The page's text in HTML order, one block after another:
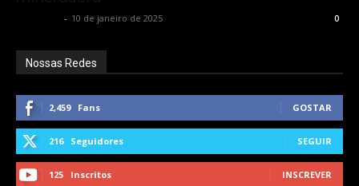
- 10 de janeiro de 2025 0
Nossas Redes
2,459 Fans GOSTAR
216 Seguidores SEGUIR
125 Inscritos INSCREVER